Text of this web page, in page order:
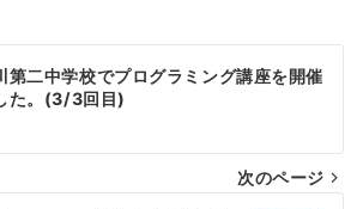
第二中学校でプログラミング講座を開催
た。(3/3回目)
次のページ